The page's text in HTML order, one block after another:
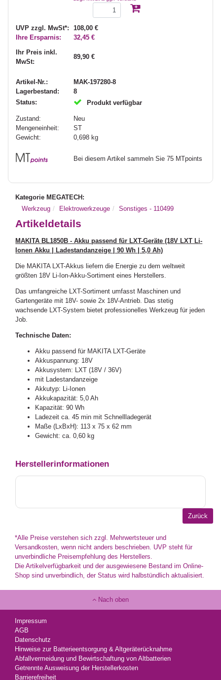
UVP zzgl. MwSt*:
108,00 €
Ihre Ersparnis:
32,45 €
Ihr Preis inkl.
MwSt:
89,90 €
Artikel-Nr.:
MAK-197280-8
Lagerbestand:
8
Status:
Produkt verfügbar
Zustand:
Neu
Mengeneinheit:
ST
Gewicht:
0,698 kg
Bei diesem Artikel sammeln Sie 75 MTpoints
Kategorie MEGATECH:
Werkzeug
Elektrowerkzeuge Sonstiges - 110499
Artikeldetails
MAKITA BL1850B - Akku passend für LXT-Geräte (18V LXT Li-
Ionen Akku | Ladestandanzeige | 90 Wh | 5,0 Ah)
Die MAKITA LXT-Akkus liefern die Energie zu dem weltweit
größten 18V Li-Ion-Akku-Sortiment eines Herstellers.
Das umfangreiche LXT-Sortiment umfasst Maschinen und
Gartengeräte mit 18V- sowie 2x 18V-Antrieb. Das stetig
wachsende LXT-System bietet professionelles Werkzeug für jeden
Job.
Technische Daten:
Akku passend für MAKITA LXT-Geräte
Akkuspannung: 18V
Akkusystem: LXT (18V / 36V)
mit Ladestandanzeige
Akkutyp: Li-Ionen
Akkukapazität: 5,0 Ah
Kapazität: 90 Wh
Ladezeit ca. 45 min mit Schnellladegerät
Maße (LxBxH): 113 x 75 x 62 mm
Gewicht: ca. 0,60 kg
Herstellerinformationen
*Alle Preise verstehen sich zzgl. Mehrwertsteuer und
Versandkosten, wenn nicht anders beschrieben. UVP steht für
unverbindliche Preisempfehlung des Herstellers.
Die Artikelverfügbarkeit und der ausgewiesene Bestand im Online-
Shop sind unverbindlich, der Status wird halbstündlich aktualisiert.
Nach oben
Impressum
AGB
Datenschutz
Hinweise zur Batterieentsorgung & Altgeräterücknahme
Abfallvermeidung und Bewirtschaftung von Altbatterien
Getrennte Ausweisung der Herstellerkosten
Barrierefreiheit